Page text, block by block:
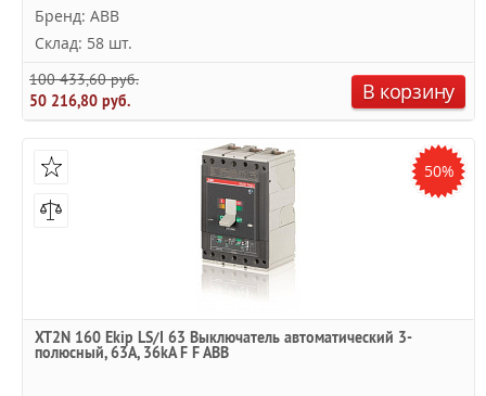
Бренд: ABB
Склад: 58 шт.
100 433,60 руб.
50 216,80 руб.
В корзину
50%
XT2N 160 Ekip LS/I 63 Выключатель автоматический 3-
полюсный, 63А, 36kA F F ABB